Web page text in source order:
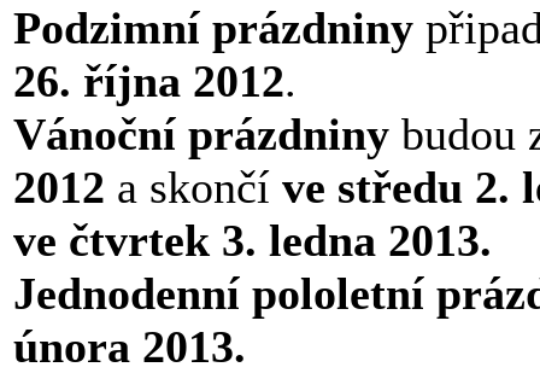
Podzimní prázdniny
26. října 2012.
Vánoční prázdniny budou
2012 a skončí ve středu 2.
ve čtvrtek 3. ledna 2013.
Jednodenní pololetní
února 2013.